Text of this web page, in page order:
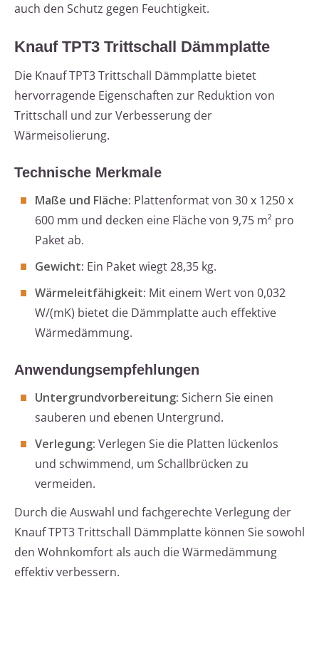
auch den Schutz gegen Feuchtigkeit.
Knauf TPT3 Trittschall Dämmplatte
Die Knauf TPT3 Trittschall Dämmplatte bietet
hervorragende Eigenschaften zur Reduktion von
Trittschall und zur Verbesserung der
Wärmeisolierung.
Technische Merkmale
Maße und Fläche: Plattenformat von 30 x 1250 x
600 mm und decken eine Fläche von 9,75 m² pro
Paket ab.
Gewicht: Ein Paket wiegt 28,35 kg.
Wärmeleitfähigkeit: Mit einem Wert von 0,032
W/(mK) bietet die Dämmplatte auch effektive
Wärmedämmung.
Anwendungsempfehlungen
Untergrundvorbereitung: Sichern Sie einen
sauberen und ebenen Untergrund.
Verlegung: Verlegen Sie die Platten lückenlos
und schwimmend, um Schallbrücken zu
vermeiden.
Durch die Auswahl und fachgerechte Verlegung der
Knauf TPT3 Trittschall Dämmplatte können Sie sowohl
den Wohnkomfort als auch die Wärmedämmung
effektiv verbessern.